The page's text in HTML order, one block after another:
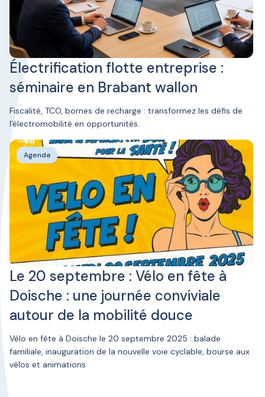
Électrification flotte entreprise :
séminaire en Brabant wallon
Fiscalité, TCO, bornes de recharge : transformez les défis de
l'électromobilité en opportunités.
Agenda
Le 20 septembre : Vélo en fête à
Doische : une journée conviviale
autour de la mobilité douce
Vélo en fête à Doische le 20 septembre 2025 : balade
familiale, inauguration de la nouvelle voie cyclable, bourse aux
vélos et animations